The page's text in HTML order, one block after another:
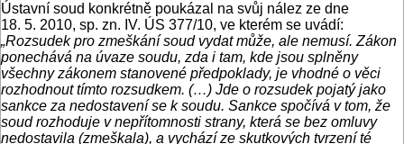
Ústavní soud konkrétně poukázal na svůj nález ze dne
18. 5. 2010, sp. zn. IV. ÚS 377/10, ve kterém se uvádí:
„Rozsudek pro zmeškání soud vydat může, ale nemusí. Zákon
ponechává na úvaze soudu, zda i tam, kde jsou splněny
všechny zákonem stanovené předpoklady, je vhodné o věci
rozhodnout tímto rozsudkem. (…) Jde o rozsudek pojatý jako
sankce za nedostavení se k soudu. Sankce spočívá v tom, že
soud rozhoduje v nepřítomnosti strany, která se bez omluvy
nedostavila (zmeškala), a vychází ze skutkových tvrzení té